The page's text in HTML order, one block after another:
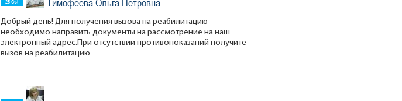
25 Oct Тимофеева Ольга Петровна
Добрый день! Для получения вызова на реабилитацию
необходимо направить документы на рассмотрение на наш
электронный адрес.При отсутствии противопоказаний получите
вызов на реабилитацию